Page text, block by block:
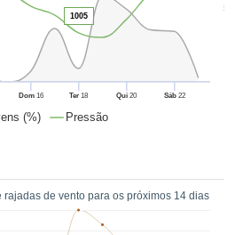
(%) Pressão
50
Dom16 Ter 18 Qui 20 Sáb22
1005
de vento para os próximos 14 dias